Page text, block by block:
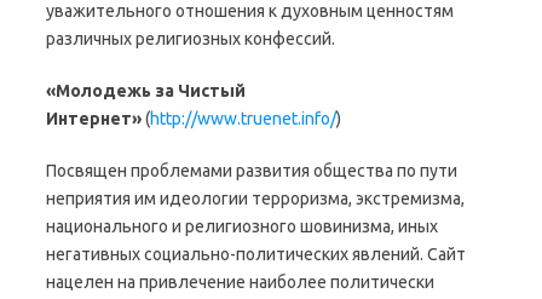
уважительного отношения к духовным ценностям
различных религиозных конфессий.
«Молодежь за Чистый
Интернет»(http://www.truenet.info/)
Посвящен проблемами развития общества по пути
неприятия им идеологии терроризма, экстремизма,
национального и религиозного шовинизма, иных
негативных социально-политических явлений. Сайт
нацелен на привлечение наиболее политически